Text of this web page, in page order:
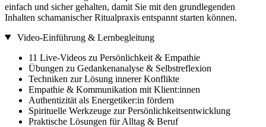
einfach und sicher gehalten, damit Sie mit den grundlegenden
Inhalten schamanischer Ritualpraxis entspannt starten können.
Video-Einführung & Lernbegleitung
11 Live-Videos zu Persönlichkeit & Empathie
Übungen zu Gedankenanalyse & Selbstreflexion
Techniken zur Lösung innerer Konflikte
Empathie & Kommunikation mit Klient:innen
Authentizität als Energetiker:in fördern
Spirituelle Werkzeuge zur Persönlichkeitsentwicklung
Praktische Lösungen für Alltag & Beruf